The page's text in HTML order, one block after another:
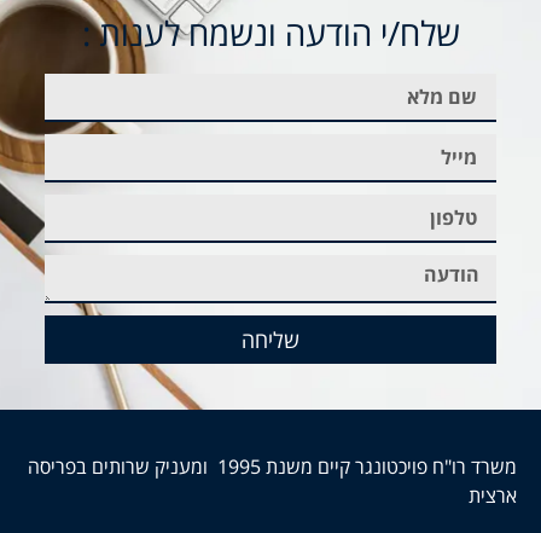
שלח/י הודעה ונשמח לענות :
שליחה
משרד רו"ח פויכטונגר קיים משנת 1995 ומעניק שרותים בפריסה
ארצית